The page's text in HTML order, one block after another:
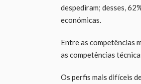
despediram; desses,
económicas.
Entre as competências
as competências
Os perfis mais difíceis